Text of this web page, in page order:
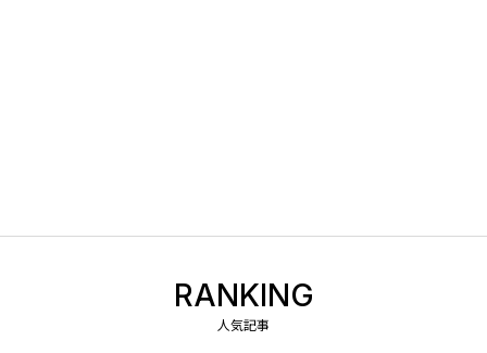
RANKING
人気記事